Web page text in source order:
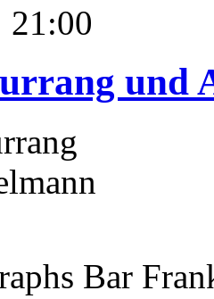
21:00
und
Bar